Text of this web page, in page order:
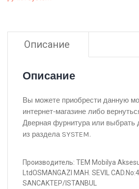
Описание
Описание
Вы можете приобрести данную
интернет-магазине либо
Дверная фурнитура или выбрать
из раздела SYSTEM.
Производитель: TEM Mobilya
LtdOSMANGAZI MAH. SEVIL
SANCAKTEP/ISTANBUL